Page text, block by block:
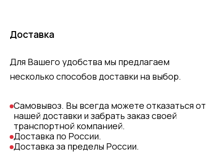
Доставка
Для Вашего удобства мы предлагаем
несколько способов доставки на выбор.
Самовывоз. Вы всегда можете отказаться от
нашей доставки и забрать заказ своей
транспортной компанией.
Доставка по России.
Доставка за пределы России.